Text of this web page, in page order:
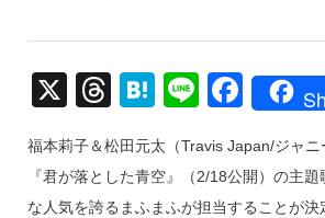
X
T
e
a
H
e
n
Li
e
F
c
e
福本莉子＆松田元太（Travis Japan/ジャ
『君が落とした青空』（2/18公開）の主
な人気を誇るまふまふが担当することが決